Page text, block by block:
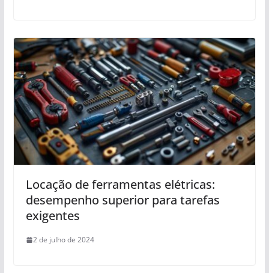
Locação de ferramentas elétricas:
desempenho superior para tarefas
exigentes
2 de julho de 2024